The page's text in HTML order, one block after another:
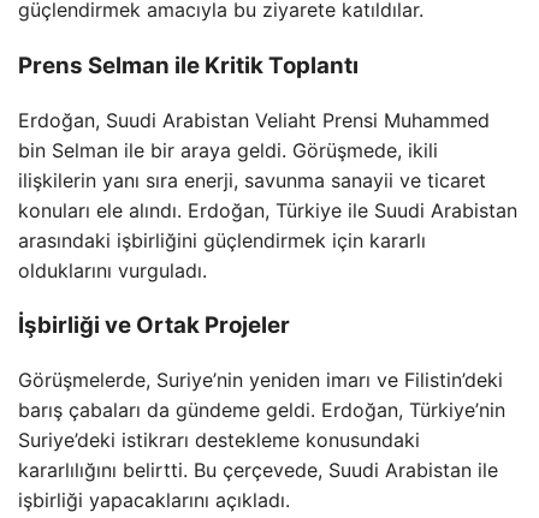
güçlendirmek amacıyla bu ziyarete katıldılar.
Prens Selman ile Kritik Toplantı
Erdoğan, Suudi Arabistan Veliaht Prensi Muhammed
bin Selman ile bir araya geldi. Görüşmede, ikili
ilişkilerin yanı sıra enerji, savunma sanayii ve ticaret
konuları ele alındı. Erdoğan, Türkiye ile Suudi Arabistan
arasındaki işbirliğini güçlendirmek için kararlı
olduklarını vurguladı.
İşbirliği ve Ortak Projeler
Görüşmelerde, Suriye’nin yeniden imarı ve Filistin’deki
barış çabaları da gündeme geldi. Erdoğan, Türkiye’nin
Suriye’deki istikrarı destekleme konusundaki
kararlılığını belirtti. Bu çerçevede, Suudi Arabistan ile
işbirliği yapacaklarını açıkladı.